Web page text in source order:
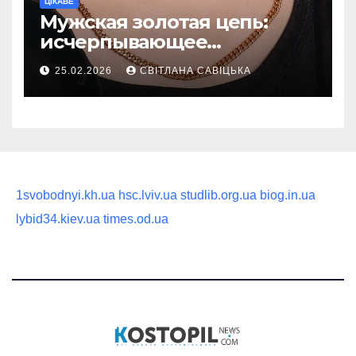
Мужская золотая цепь:
исчерпывающее
руководство по выбору
статусного украшения
25.02.2026 СВІТЛАНА САВІЦЬКА
1svobodnyi.kh.ua hsc.lviv.ua studlib.org.ua biog.in.ua
lybid34.kiev.ua times.od.ua